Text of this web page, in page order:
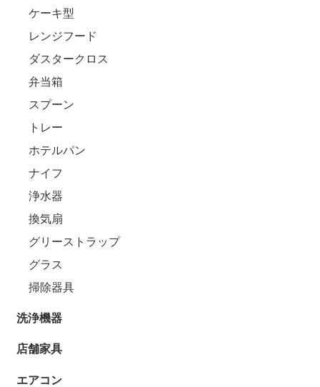
ケーキ型
レンジフード
ダスタークロス
弁当箱
スプーン
トレー
ホテルパン
ナイフ
浄水器
換気扇
グリーストラップ
グラス
掃除器具
洗浄機器
店舗家具
エアコン